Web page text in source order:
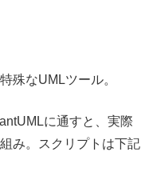
殊なUMLツール。
に通すと、実際
み。スクリプトは下記